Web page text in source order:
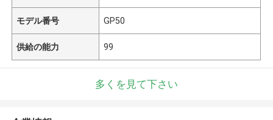
モデル番号 GP50
供給の能力 99
多くを見て下さい